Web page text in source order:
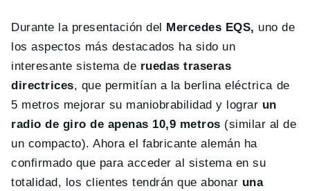
Durante la presentación del Mercedes EQS, uno de
los aspectos más destacados ha sido un
interesante sistema de ruedas traseras
directrices, que permitían a la berlina eléctrica de
5 metros mejorar su maniobrabilidad y lograr un
radio de giro de apenas 10,9 metros (similar al de
un compacto). Ahora el fabricante alemán ha
confirmado que para acceder al sistema en su
totalidad, los clientes tendrán que abonar una